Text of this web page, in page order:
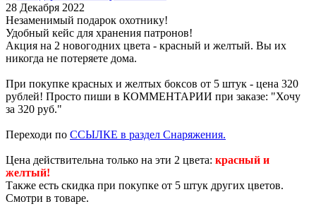
28 Декабря 2022
Незаменимый подарок охотнику!
Удобный кейс для хранения патронов!
Акция на 2 новогодних цвета - красный и желтый. Вы их
никогда не потеряете дома.
При покупке красных и желтых боксов от 5 штук - цена 320
рублей! Просто пиши в КОММЕНТАРИИ при заказе: "Хочу
за 320 руб."
Переходи по ССЫЛКЕ в раздел Снаряжения.
Цена действительна только на эти 2 цвета: красный и
желтый!
Также есть скидка при покупке от 5 штук других цветов.
Смотри в товаре.